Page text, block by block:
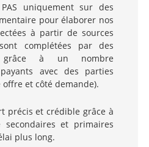
uniquement sur des
pour élaborer nos
à partir de sources
complétées par des
grâce à un nombre
avec des parties
et côté demande).
précis et crédible grâce à
et primaires
plus long.